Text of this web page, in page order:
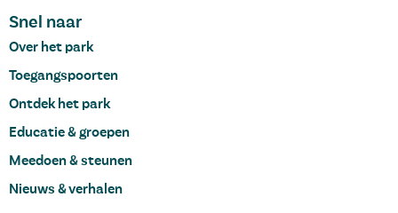
Snel naar
Over het park
Toegangspoorten
Ontdek het park
Educatie & groepen
Meedoen & steunen
Nieuws & verhalen